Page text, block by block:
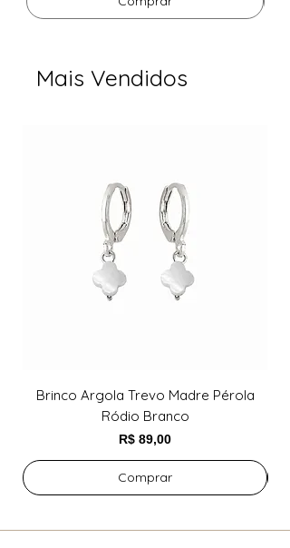
Mais Vendidos
Brinco Argola Trevo Madre Pérola
Ródio Branco
Preço
R$ 89,00
Comprar